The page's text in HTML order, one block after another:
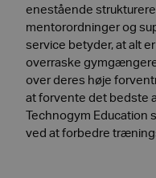
enestående
mentorordninger og
service betyder, at alt
overraske
over deres høje
at forvente det bedste
Technogym Education
ved at forbedre